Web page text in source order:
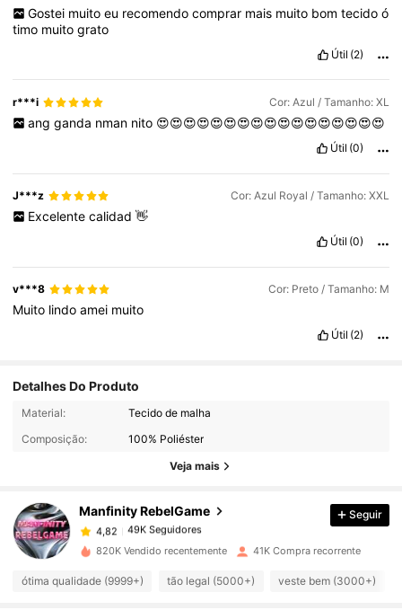
Gostei muito eu recomendo comprar mais muito bom tecido ó
timo muitograto
Útil (2)
r***i Cor: Azul / Tamanho: XL
ang ganda nman nito 😍😍😍😍😍😍😍😍😍😍😍😍😍😍😍😍😍
Útil (0)
J***z Cor: Azul Royal / Tamanho: XXL
Excelente calidad 👋
Útil (0)
v***8 Cor: Preto / Tamanho: M
Muito lindoamei muito
Útil (2)
Detalhes Do Produto
Material:
Tecido de malha
Composição:
100% Poliéster
Veja mais
Manfinity RebelGame
49K Seguidores
49K Seguidores
49K Seguidores
r***opago1 dia atrás
4,82 49K Seguidores
Seguir
820K Vendido recentemente 41K Compra recorrente
ótima qualidade (9999+) tão legal (5000+) veste bem (3000+)